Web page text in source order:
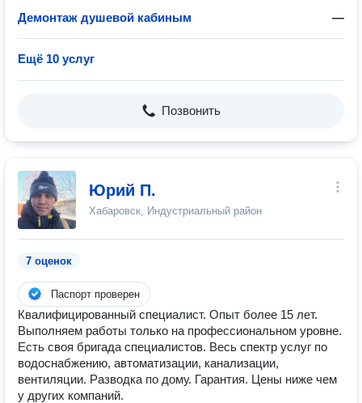
Демонтаж душевой кабиным —
Ещё 10 услуг
Позвонить
Юрий П.
Хабаровск, Индустриальный район
7 оценок
Паспорт проверен
Квалифицированный специалист. Опыт более 15 лет.
Выполняем работы только на профессиональном уровне.
Есть своя бригада специалистов. Весь спектр услуг по
водоснабжению, автоматизации, канализации,
вентиляции. Разводка по дому. Гарантия. Цены ниже чем
у других компаний.